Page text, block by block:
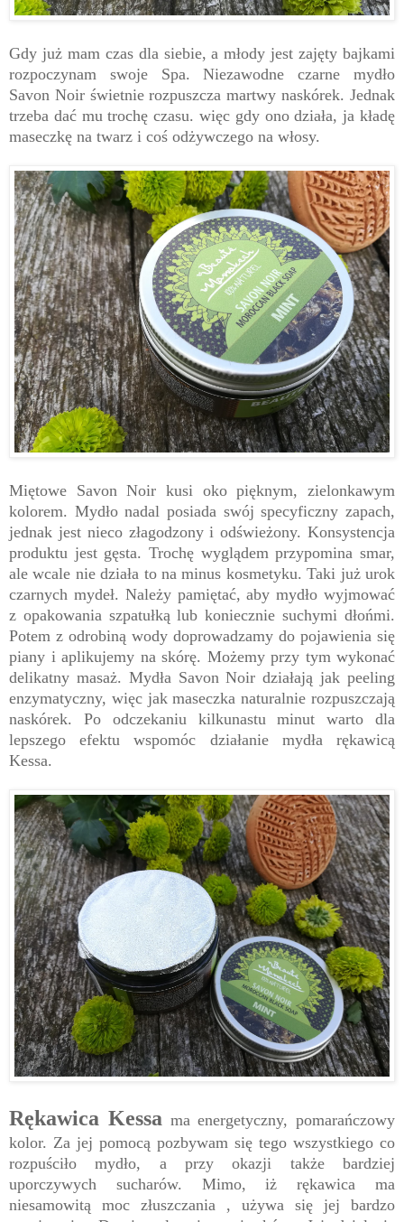
Gdy już mam czas dla siebie, a młody jest zajęty bajkami
rozpoczynam swoje Spa. Niezawodne czarne mydło
Savon Noir świetnie rozpuszcza martwy naskórek. Jednak
trzeba dać mu trochę czasu. więc gdy ono działa, ja kładę
maseczkę na twarz i coś odżywczego na włosy.
Miętowe Savon Noir kusi oko pięknym, zielonkawym
kolorem. Mydło nadal posiada swój specyficzny zapach,
jednak jest nieco złagodzony i odświeżony. Konsystencja
produktu jest gęsta. Trochę wyglądem przypomina smar,
ale wcale nie działa to na minus kosmetyku. Taki już urok
czarnych mydeł. Należy pamiętać, aby mydło wyjmować
z opakowania szpatułką lub koniecznie suchymi dłońmi.
Potem z odrobiną wody doprowadzamy do pojawienia się
piany i aplikujemy na skórę. Możemy przy tym wykonać
delikatny masaż. Mydła Savon Noir działają jak peeling
enzymatyczny, więc jak maseczka naturalnie rozpuszczają
naskórek. Po odczekaniu kilkunastu minut warto dla
lepszego efektu wspomóc działanie mydła rękawicą
Kessa.
Rękawica Kessa ma energetyczny, pomarańczowy
kolor. Za jej pomocą pozbywam się tego wszystkiego co
rozpuściło mydło, a przy okazji także bardziej
uporczywych sucharów. Mimo, iż rękawica ma
niesamowitą moc złuszczania , używa się jej bardzo